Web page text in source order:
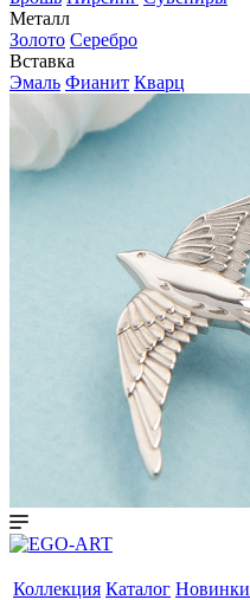
Металл
Золото Серебро
Вставка
Эмаль Фианит Кварц
Коллекция Каталог Новинки